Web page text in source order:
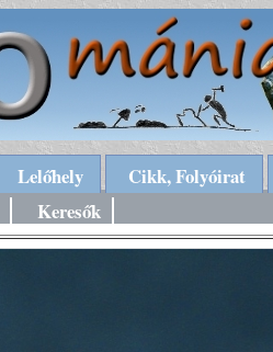
Lelőhely
Cikk, Folyóirat
Keresők